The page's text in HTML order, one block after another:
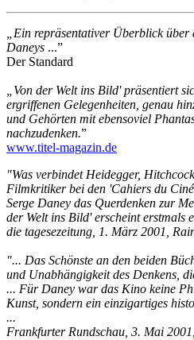
Ein repräsentativer Überblick über
Daneys ...”
Der Standard
„Von der Welt ins Bild' präsentiert
ergriffenen Gelegenheiten, genau
und Gehörten mit ebensoviel
nachzudenken.”
www.titel-magazin.de
"Was verbindet Heidegger,
Filmkritiker bei den 'Cahiers du
Serge Daney das Querdenken zur
der Welt ins Bild' erscheint erstmals
die tagesezeitung, 1. März 2001,
"... Das Schönste an den beiden
und Unabhängigkeit des Denkens,
... Für Daney war das Kino keine
Kunst, sondern ein einzigartiges
...
Frankfurter Rundschau, 3. Mai